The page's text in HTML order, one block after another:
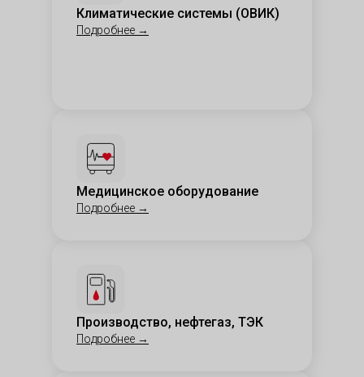
Климатические системы (ОВИК)
Подробнее →
Медицинское оборудование
Подробнее →
Производство, нефтегаз, ТЭК
Подробнее →